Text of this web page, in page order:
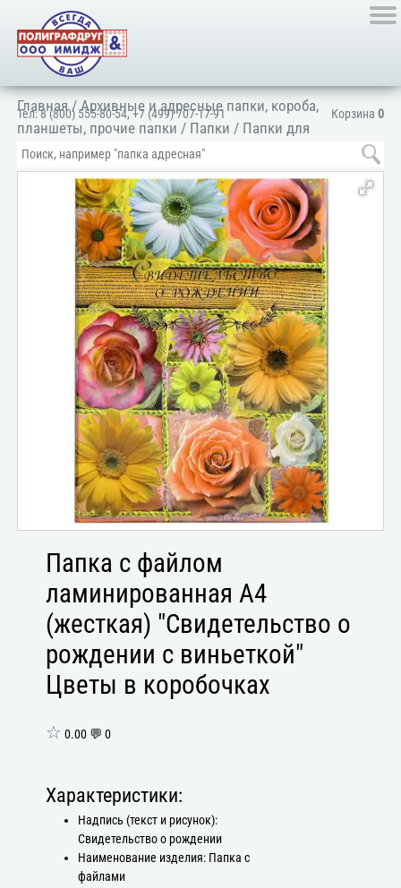
Корзина 0
Тел:8 (800) 555-80-54,+7 (499) 707-17-91
Главная/Архивные и адресные папки, короба,
планшеты, прочие папки / Папки / Папки для
документов/Для личных документов
Папка с файлом
ламинированная А4
(жесткая) "Свидетельство о
рождении с виньеткой"
Цветы в коробочках
☆ 0.00 💬 0
Характеристики:
Надпись (текст и рисунок):
Свидетельство о рождении
Наименование изделия: Папка с
файлами